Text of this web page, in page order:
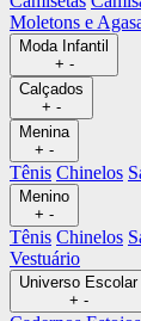
Moletons e
Moda Infantil
+ -
Calçados
+ -
Menina
+ -
Tênis Chinelos
Menino
+ -
Tênis Chinelos
Vestuário
Universo Escolar
+ -